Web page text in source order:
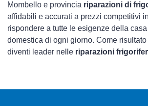
Mombello e provincia riparazioni di
affidabili e accurati a prezzi competitivi
rispondere a tutte le esigenze della
domestica di ogni giorno. Come
diventi leader nelle riparazioni